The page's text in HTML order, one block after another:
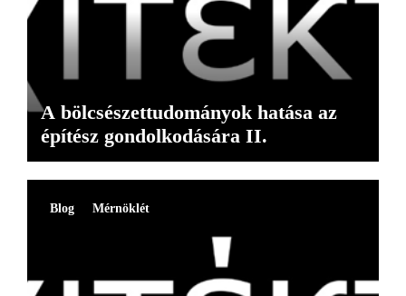
A bölcsészettudományok hatása az
építész gondolkodására II.
Blog Mérnöklét